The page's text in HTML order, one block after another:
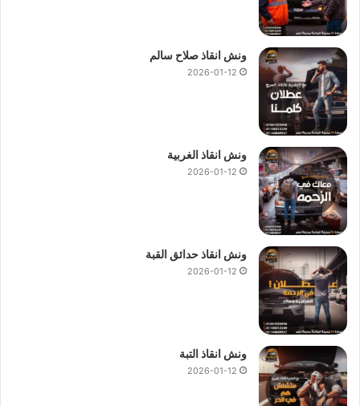
ونش انقاذ صلاح سالم
2026-01-12
ونش انقاذ الغربية
2026-01-12
ونش انقاذ حدائق القبة
2026-01-12
ونش انقاذ التبة
2026-01-12